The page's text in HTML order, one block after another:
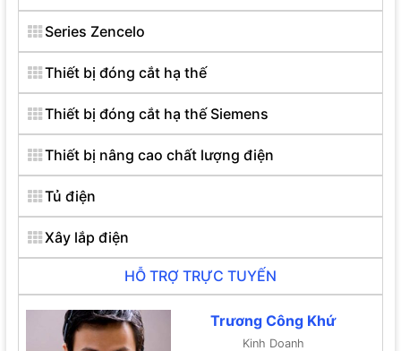
Series Zencelo
Thiết bị đóng cắt hạ thế
Thiết bị đóng cắt hạ thế Siemens
Thiết bị nâng cao chất lượng điện
Tủ điện
Xây lắp điện
HỖ TRỢ TRỰC TUYẾN
Trương Công Khứ
Kinh Doanh